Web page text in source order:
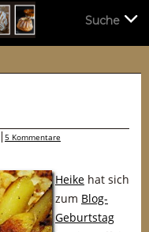
5 Kommentare
Heike hat sich
zum Blog-
Geburtstag
Suche
Suche